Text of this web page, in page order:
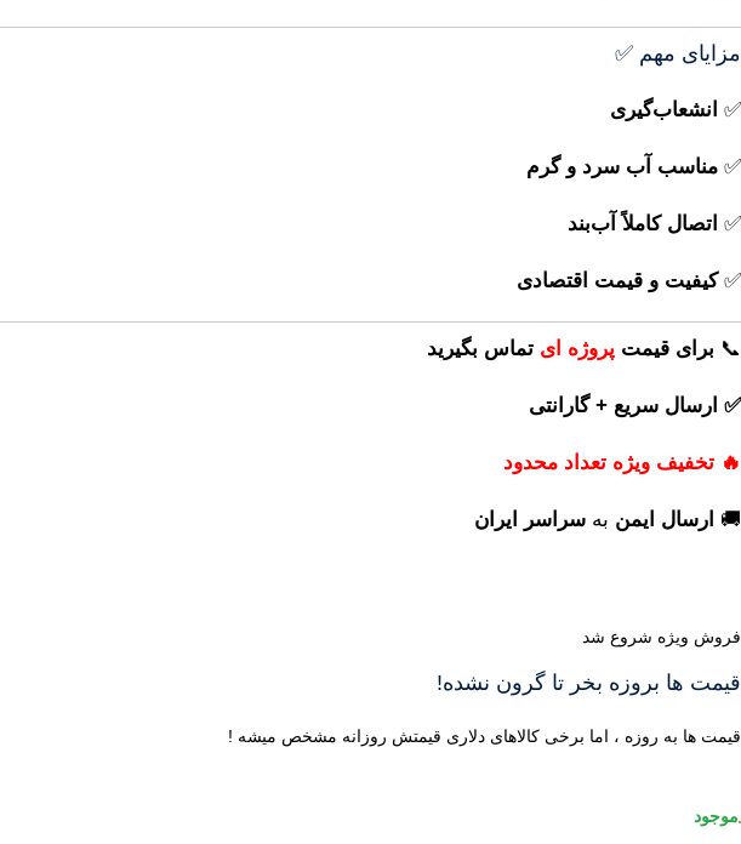
مزایای مهم ✅
✅ انشعاب‌گیری
✅ مناسب آب سرد و گرم
✅ اتصال کاملاً آب‌بند
✅کیفیت و قیمت اقتصادی
📞 برای قیمت پروژه ای تماس بگیرید
✅ ارسال سریع + گارانتی
🔥 تخفیف ویژه تعداد محدود
🚚 ارسال ایمن به سراسر ایران
فروش ویژه شروع شد
قیمت ها بروزه بخر تا گرون نشده!
قیمت ها به روزه ، اما برخی کالاهای دلاری قیمتش روزانه مشخص میشه !